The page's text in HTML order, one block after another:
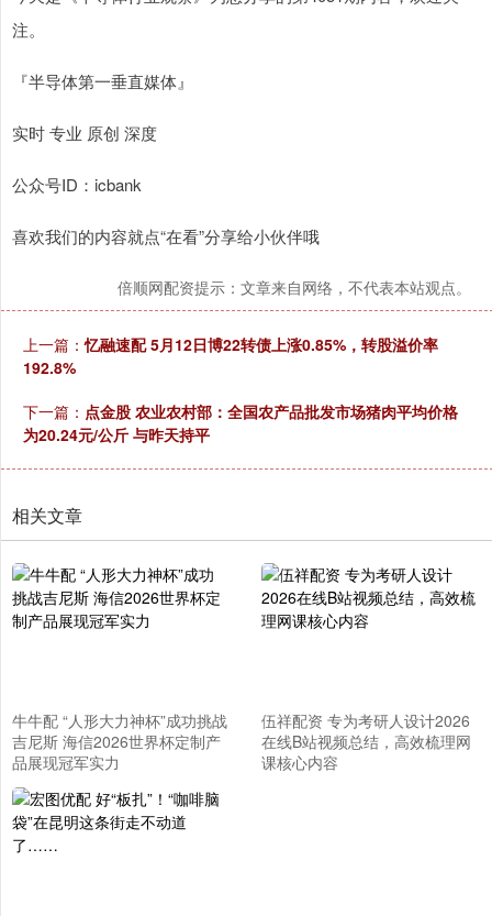
注。
『半导体第一垂直媒体』
实时 专业 原创 深度
公众号ID：icbank
喜欢我们的内容就点“在看”分享给小伙伴哦
倍顺网配资提示：文章来自网络，不代表本站观点。
上一篇：忆融速配 5月12日博22转债上涨0.85%，转股溢价率
192.8%
下一篇： 点金股 农业农村部：全国农产品批发市场猪肉平均价格
为20.24元/公斤 与昨天持平
相关文章
牛牛配 “人形大力神杯”成功挑战
吉尼斯 海信2026世界杯定制产
品展现冠军实力
伍祥配资 专为考研人设计2026
在线B站视频总结，高效梳理网
课核心内容